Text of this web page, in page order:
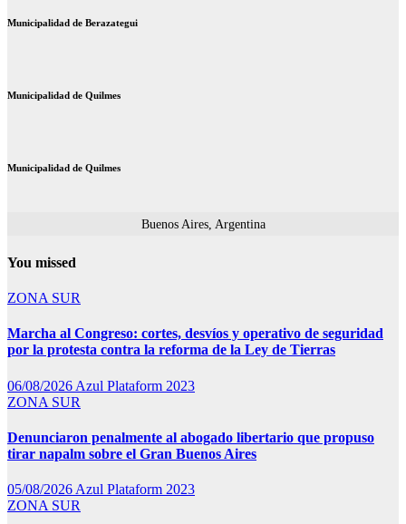
Municipalidad de Berazategui
Municipalidad de Quilmes
Municipalidad de Quilmes
Buenos Aires, Argentina
You missed
ZONA SUR
Marcha al Congreso: cortes, desvíos y operativo de seguridad
por la protesta contra la reforma de la Ley de Tierras
06/08/2026 Azul Plataform 2023
ZONA SUR
Denunciaron penalmente al abogado libertario que propuso
tirar napalm sobre el Gran Buenos Aires
05/08/2026 Azul Plataform 2023
ZONA SUR